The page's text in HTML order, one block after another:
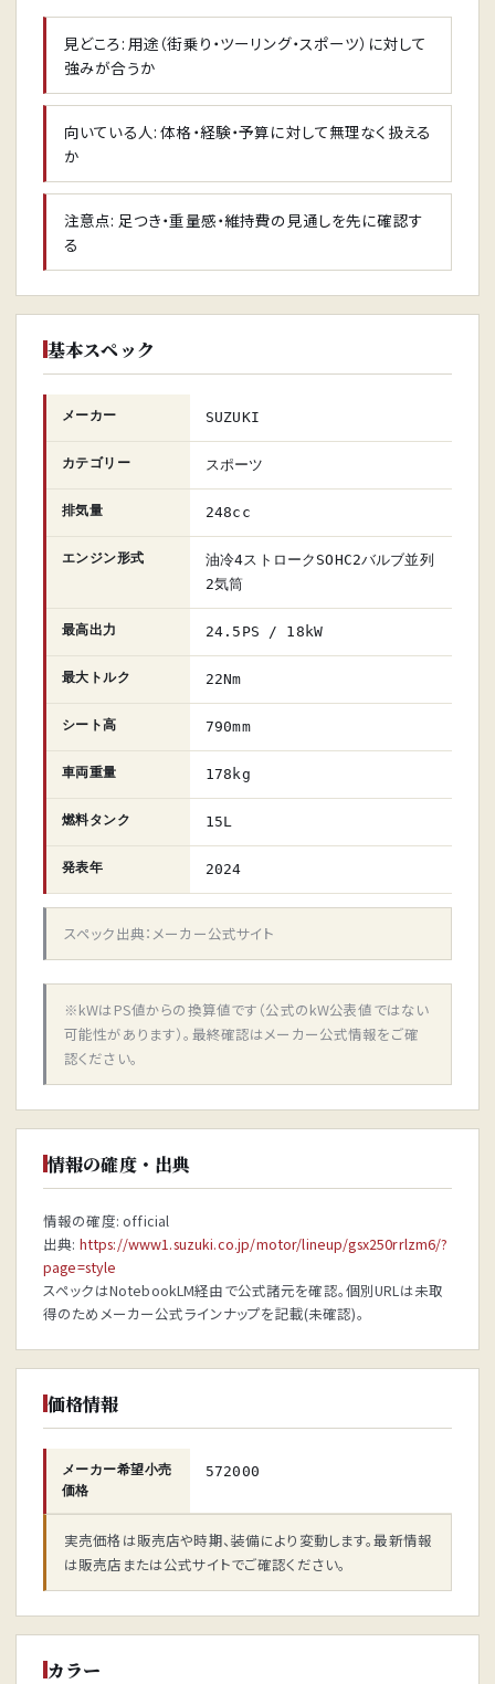
見どころ: 用途（街乗り・ツーリング・スポーツ）に対して
強みが合うか
向いている人: 体格・経験・予算に対して無理なく扱える
か
注意点: 足つき・重量感・維持費の見通しを先に確認す
る
基本スペック
メーカー SUZUKI
カテゴリー スポーツ
排気量 248cc
エンジン形式
油冷4ストロークSOHC2バルブ並列
2気筒
最高出力 24.5PS / 18kW
最大トルク 22Nm
シート高 790mm
車両重量 178kg
燃料タンク 15L
発表年 2024
スペック出典：メーカー公式サイト
※kWはPS値からの換算値です（公式のkW公表値ではない
可能性があります）。最終確認はメーカー公式情報をご確
認ください。
情報の確度・出典
情報の確度: official
出典: https://www1.suzuki.co.jp/motor/lineup/gsx250rrlzm6/?
page=style
スペックはNotebookLM経由で公式諸元を確認。個別URLは未取
得のためメーカー公式ラインナップを記載(未確認)。
価格情報
メーカー希望小売
価格
572000
実売価格は販売店や時期、装備により変動します。最新情報
は販売店または公式サイトでご確認ください。
カラー